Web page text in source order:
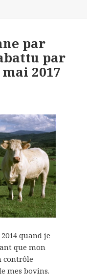
par
par
2017
quand je
que mon
contrôle
mes bovins.